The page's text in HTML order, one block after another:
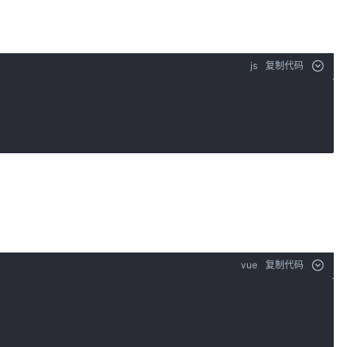
js 复制代码
vue 复制代码